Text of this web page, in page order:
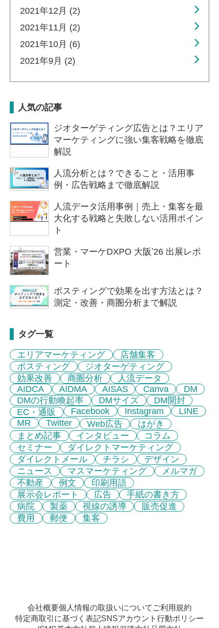
2021年12月 (2)
2021年11月 (2)
2021年10月 (6)
2021年9月 (2)
人気の記事
ジオターゲティング広告とは？エリア
マーケティングに強い集客戦略を徹底
解説
人流分析とは？できること・活用事
例・広告戦略まで徹底解説
人流データ活用事例｜売上・集客を最
大化する戦略と失敗しない活用ポイン
ト
営業・マーケDXPO 大阪ʼ26 出展レポ
ート
ポスティングで効果を出す方法とは？
測定・改善・商圏分析まで解説
タグ一覧
エリアマーケティング
店舗集客
ポスティング
ジオターゲティング
効果改善
商圏分析
人流データ
AIDCA
AIDMA AISAS Canva
DM
DMの行動喚起率
DMサイズ
DM開封
EC・通販
Facebook Instagram
LINE
MR
Twitter Web広告
はがき
まとめ記事
インタビュー
コラム
セミナー
ダイレクトマーケティング
ダイレクトメール
チラシ
デザイン
ニュース
マスマーケティング
メルマガ
不動産
例文
印刷用語
展示会レポート
広告
手紙の書き方
病院
製薬 視線の誘導
販売促進
費用
郵便 集客
会社概要個人情報の取扱いについて ご利用規約
特定商取引に基づく表記SNSアカウント行動ポリシー